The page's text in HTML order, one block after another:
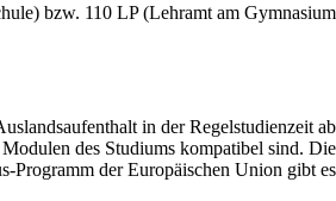
bzw. 110 LP (Lehramt am
in der
des Studiums kompatibel sind.
der Europäischen Union gibt